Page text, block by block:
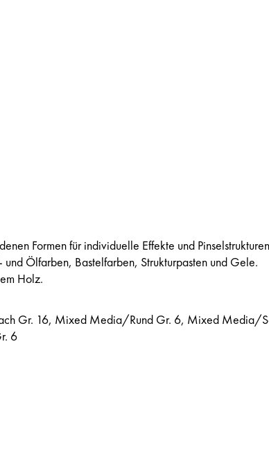
Formen für individuelle Effekte und
und Ölfarben, Bastelfarben, Strukturpasten und Gele.
Holz.
Gr. 16, Mixed Media/Rund Gr. 6, Mixed Media/
6